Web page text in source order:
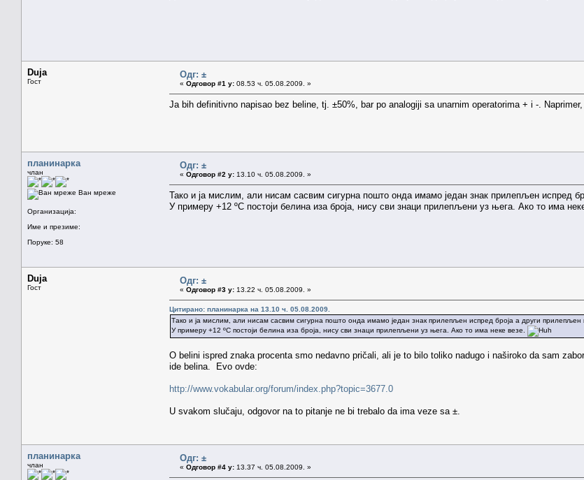
Duja
Гост
Одг: ±
« Одговор #1 у: 08.53 ч. 05.08.2009. »
Ja bih definitivno napisao bez beline, tj. ±50%, bar po analogiji sa unarnim operatorima + i -. Naprimer,
планинарка
члан
Ван мреже
Организација:
Име и презиме:
Поруке: 58
Одг: ±
« Одговор #2 у: 13.10 ч. 05.08.2009. »
Тако и ја мислим, али нисам сасвим сигурна пошто онда имамо један знак прилепљен испред
У примеру +12 ºC постоји белина иза броја, нису сви знаци прилепљени уз њега. Ако то има
Duja
Гост
Одг: ±
« Одговор #3 у: 13.22 ч. 05.08.2009. »
Цитирано: планинарка на 13.10 ч. 05.08.2009.
Тако и ја мислим, али нисам сасвим сигурна пошто онда имамо један знак прилепљен испред броја а други прилепљен
У примеру +12 ºC постоји белина иза броја, нису сви знаци прилепљени уз њега. Ако то има неке везе.
O belini ispred znaka procenta smo nedavno pričali, ali je to bilo toliko nadugo i naširoko da sam
ide belina. Evo ovde:
http://www.vokabular.org/forum/index.php?topic=3677.0
U svakom slučaju, odgovor na to pitanje ne bi trebalo da ima veze sa ±.
планинарка
члан
Одг: ±
« Одговор #4 у: 13.37 ч. 05.08.2009. »